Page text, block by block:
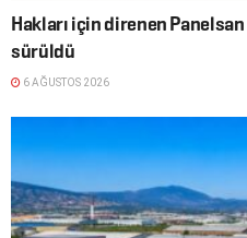
Hakları için direnen
sürüldü
6 AĞUSTOS 2026